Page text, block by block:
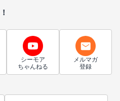
シーモア
ちゃんねる
メルマガ
登録